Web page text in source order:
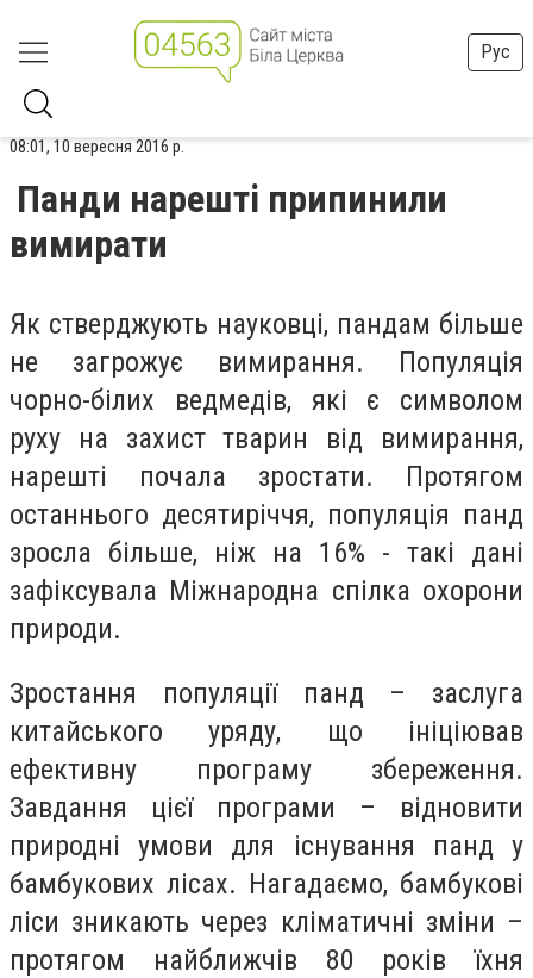
Рус
08:01, 10 вересня 2016 р.
Панди нарешті припинили
вимирати
Як стверджують науковці, пандам більше
не загрожує вимирання. Популяція
чорно-білих ведмедів, які є символом
руху на захист тварин від вимирання,
нарешті почала зростати. Протягом
останнього десятиріччя, популяція панд
зросла більше, ніж на 16% - такі дані
зафіксувала Міжнародна спілка охорони
природи.
Зростання популяції панд – заслуга
китайського уряду, що ініціював
ефективну програму збереження.
Завдання цієї програми – відновити
природні умови для існування панд у
бамбукових лісах. Нагадаємо, бамбукові
ліси зникають через кліматичні зміни –
протягом найближчів 80 років їхня